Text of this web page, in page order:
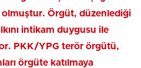
olmuştur. Örgüt, düzenlediği
intikam duygusu ile
PKK/YPG terör örgütü,
örgüte katılmaya